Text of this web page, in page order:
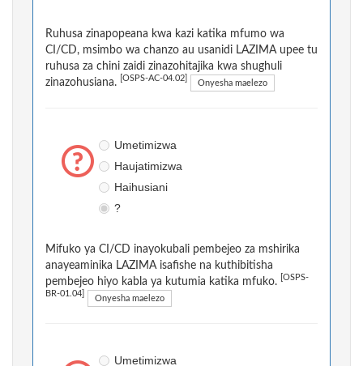
Ruhusa zinapopeana kwa kazi katika mfumo wa
CI/CD, msimbo wa chanzo au usanidi LAZIMA upee tu
ruhusa za chini zaidi zinazohitajika kwa shughuli
zinazohusiana.
[OSPS-AC-04.02] Onyesha maelezo
Umetimizwa
Haujatimizwa
Haihusiani
?
Mifuko ya CI/CD inayokubali pembejeo za mshirika
anayeaminika LAZIMA isafishe na kuthibitisha
pembejeo hiyo kabla ya kutumia katika mfuko.
[OSPS-
BR-01.04] Onyesha maelezo
Umetimizwa